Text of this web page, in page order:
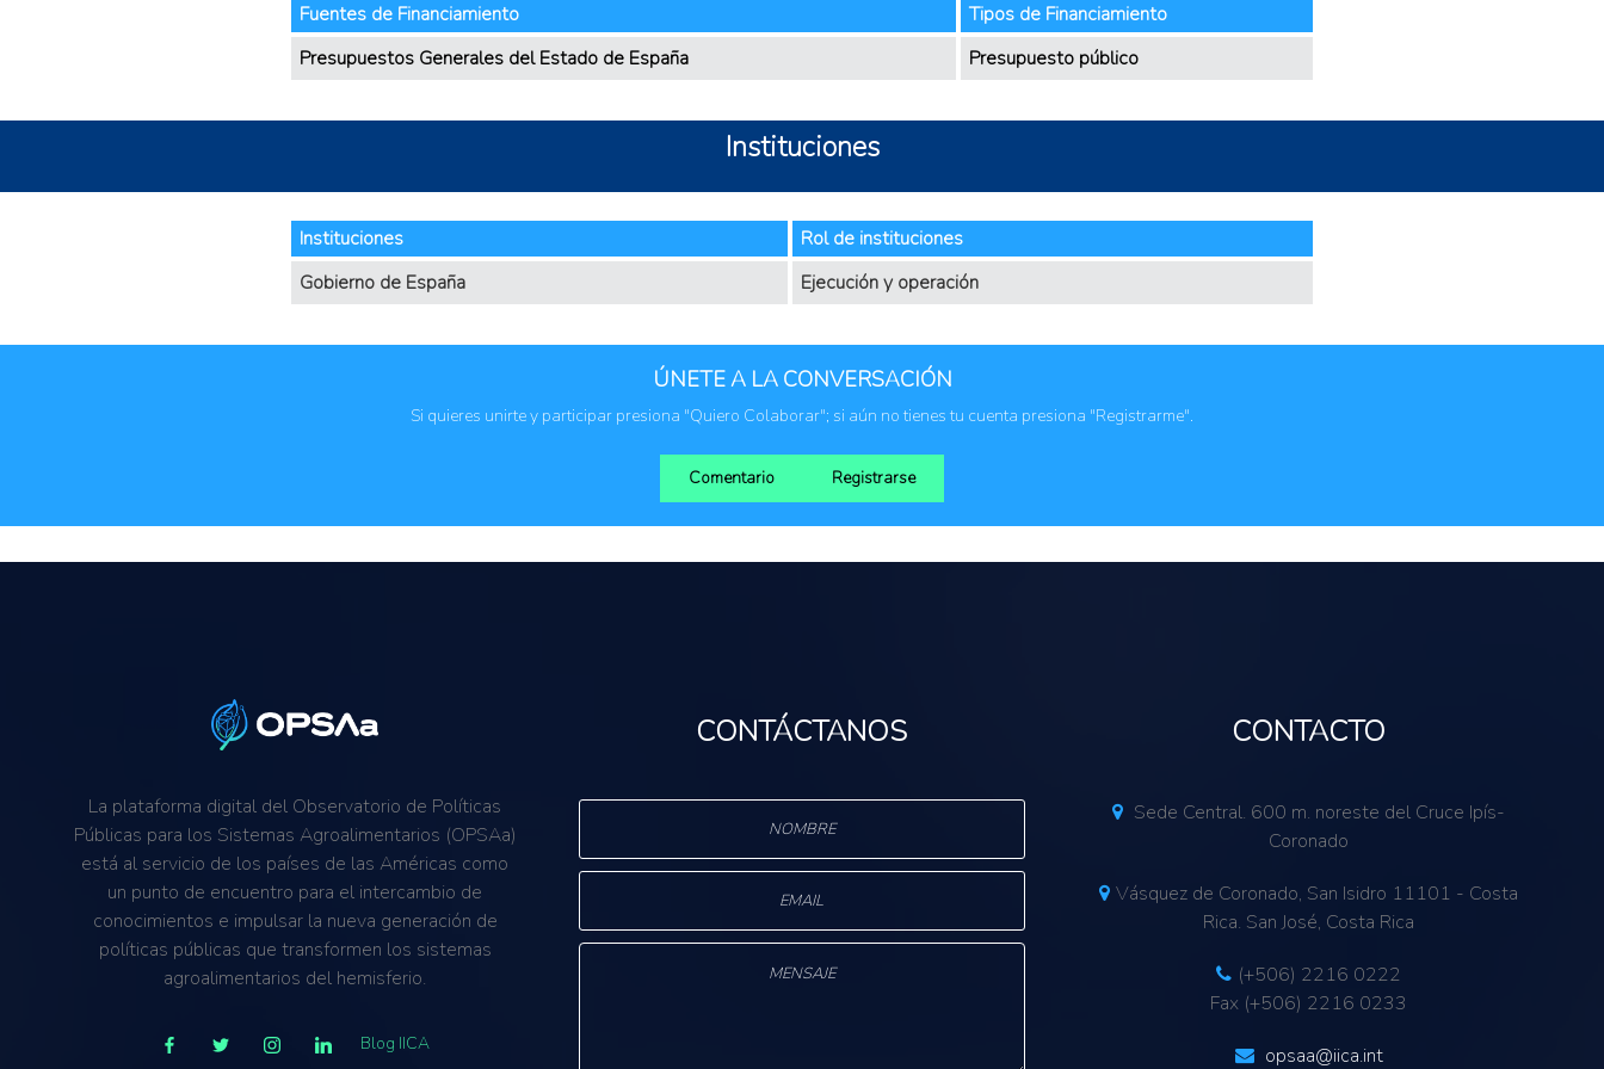
Fuentes de Financiamiento
Tipos de Financiamiento
Presupuestos Generales del Estado de España
Presupuesto público
Instituciones
Instituciones
Rol de instituciones
Gobierno de España
Ejecución y operación
ÚNETE A LA CONVERSACIÓN
Si quieres unirte y participar presiona "Quiero Colaborar"; si aún no tienes tu cuenta presiona "Registrarme".
Comentario Registrarse
La plataforma digital del Observatorio de Políticas
Públicas para los Sistemas Agroalimentarios (OPSAa)
está al servicio de los países de las Américas como
un punto de encuentro para el intercambio de
conocimientos e impulsar la nueva generación de
políticas públicas que transformen los sistemas
agroalimentarios del hemisferio.
Blog IICA
CONTÁCTANOS CONTACTO
Sede Central. 600 m. noreste del Cruce Ipís-
Coronado
Vásquez de Coronado, San Isidro 11101 - Costa
Rica. San José, Costa Rica
(+506) 2216 0222
Fax (+506) 2216 0233
opsaa@iica.int